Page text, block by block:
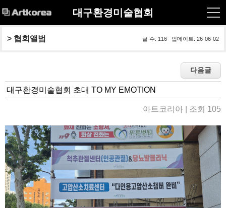
대구환경미술협회
글 수: 116 업데이트: 26-06-02
> 협회앨범
대구환경미술협회 초대 TO MY EMOTION
아트코리아 | 조회 105